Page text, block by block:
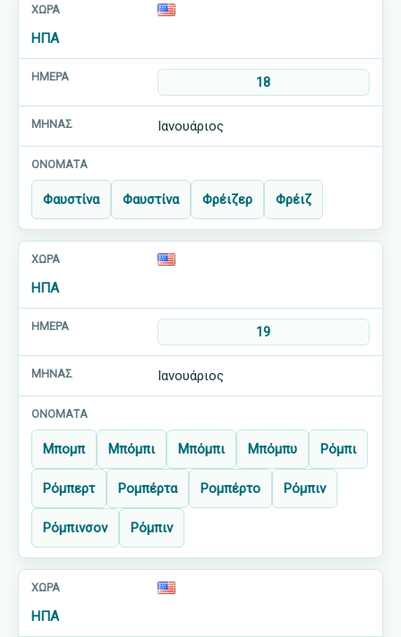
ΗΠΑ
18
Ιανουάριος
Φαυστίνα Φαυστίνα Φρέιζερ Φρέιζ
ΗΠΑ
19
Ιανουάριος
Μπομπ Μπόμπι Μπόμπι Μπόμπυ Ρόμπι
Ρόμπερτ Ρομπέρτα Ρομπέρτο Ρόμπιν
Ρόμπινσον Ρόμπιν
ΗΠΑ